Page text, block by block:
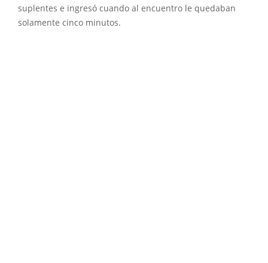
suplentes e ingresó cuando al encuentro le quedaban
solamente cinco minutos.